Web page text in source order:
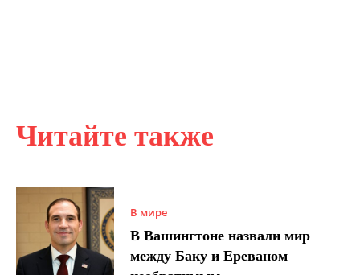
Читайте также
В мире
В Вашингтоне назвали мир
между Баку и Ереваном